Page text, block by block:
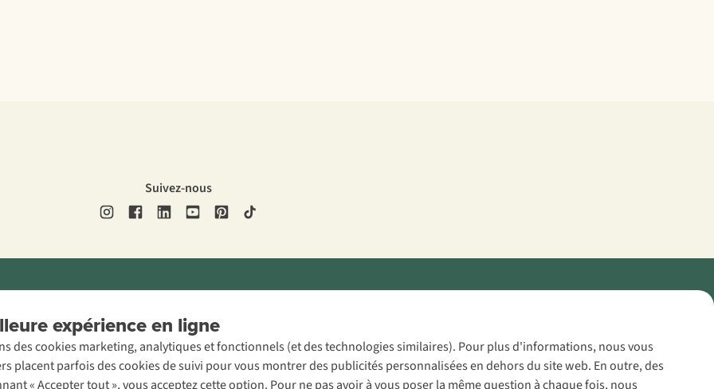
expérience en ligne
des cookies marketing, analytiques et fonctionnels (et des technologies similaires). Pour plus d'informations, nous vous
placent parfois des cookies de suivi pour vous montrer des publicités personnalisées en dehors du site web. En outre, des
« Accepter tout », vous acceptez cette option. Pour ne pas avoir à vous poser la même question à chaque fois, nous
Suivez-nous